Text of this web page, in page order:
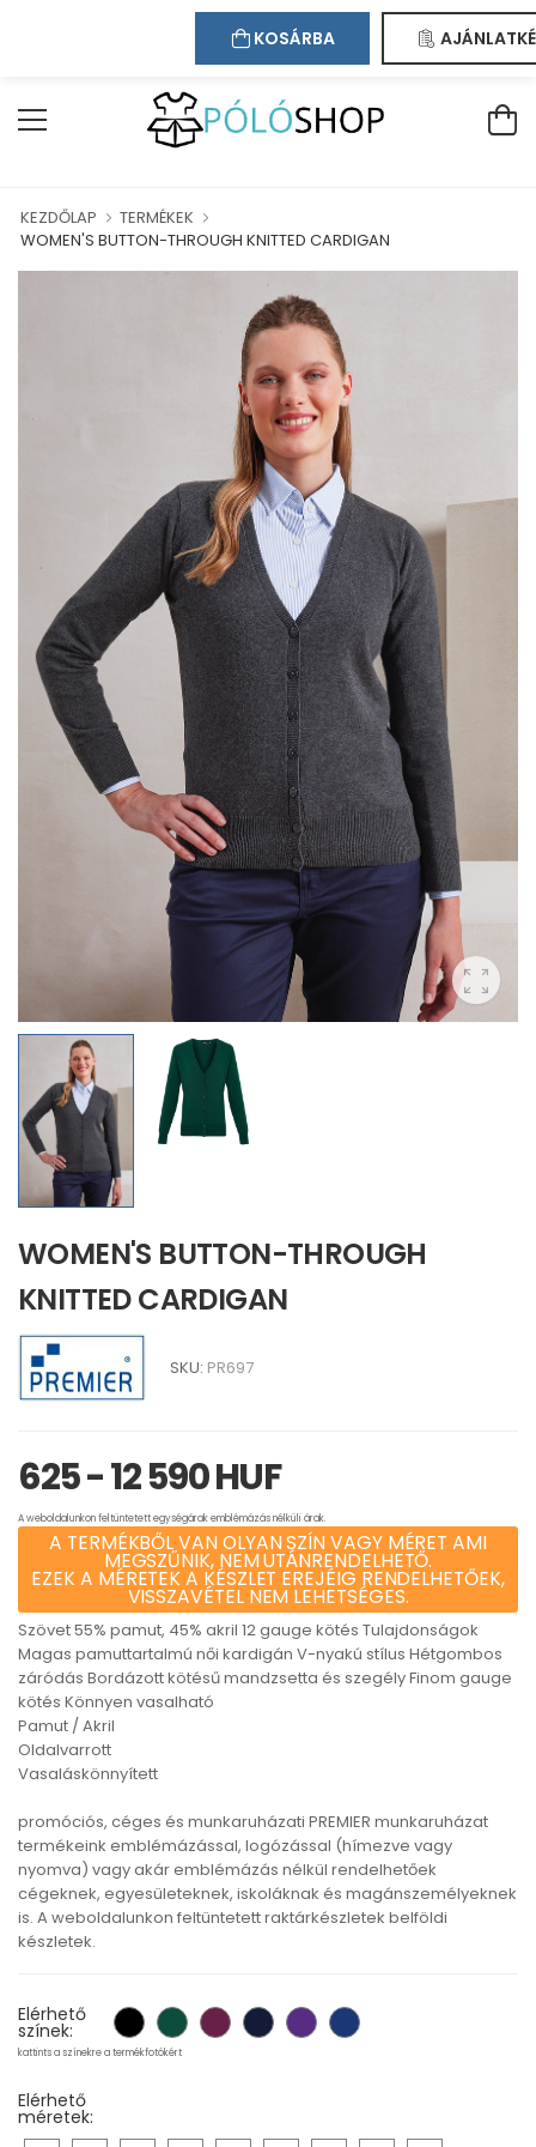
ÜDVÖZÖLJÜK WEBÁRUHÁZUNKBAN!
Kapcsolat Regisztráció
KEZDŐLAP
TERMÉKEK
WOMEN'S BUTTON-THROUGH KNITTED CARDIGAN
WOMEN'S BUTTON-THROUGH
KNITTED CARDIGAN
SKU: PR697
625 - 12 590 HUF
A weboldalunkon feltüntetett egységárak emblémázás nélküli árak.
A TERMÉKBŐL VAN OLYAN SZÍN VAGY MÉRET AMI
MEGSZŰNIK, NEM UTÁNRENDELHETŐ.
EZEK A MÉRETEK A KÉSZLET EREJÉIG RENDELHETŐEK,
VISSZAVÉTEL NEM LEHETSÉGES.
Szövet 55% pamut, 45% akril 12 gauge kötés Tulajdonságok
Magas pamuttartalmú női kardigán V-nyakú stílus Hétgombos
záródás Bordázott kötésű mandzsetta és szegély Finom gauge
kötés Könnyen vasalható
Pamut / Akril
Oldalvarrott
Vasaláskönnyített
promóciós, céges és munkaruházati PREMIER munkaruházat
termékeink emblémázással, logózással (hímezve vagy
nyomva) vagy akár emblémázás nélkül rendelhetőek
cégeknek, egyesületeknek, iskoláknak és magánszemélyeknek
is. A weboldalunkon feltüntetett raktárkészletek belföldi
készletek.
Elérhető
színek:
kattints a színekre a termékfotókért
Elérhető
méretek:
KOSÁRBA